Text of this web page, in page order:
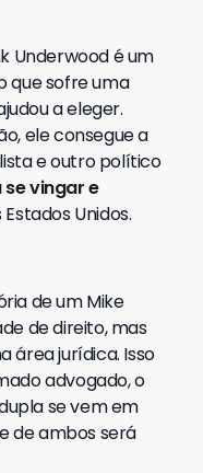
Underwood é um
que sofre uma
a eleger.
ele consegue a
e outro político
vingar e
Unidos.
de um Mike
de direito, mas
área jurídica. Isso
advogado, o
se vem em
de ambos será